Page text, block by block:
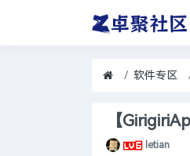
软件专区
【
letian